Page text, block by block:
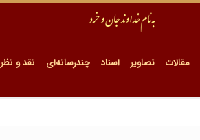
مقالات تصاویر اسناد چندرسانه‌ای نقد و نظر